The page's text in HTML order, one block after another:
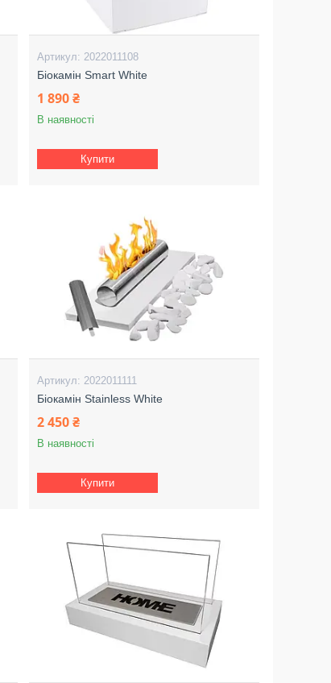
2022011108
Біокамін Smart White
1 890 ₴
В наявності
Купити
2022011111
Біокамін Stainless White
2 450 ₴
В наявності
Купити